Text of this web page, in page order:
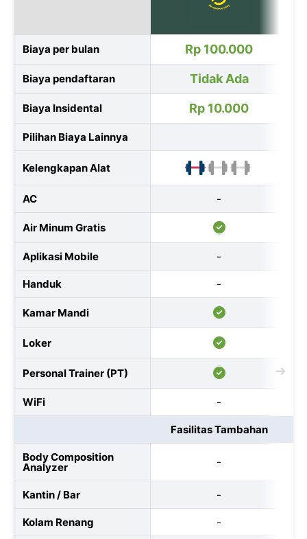
Biaya per bulan Rp 100.000
Biaya pendaftaran Tidak Ada
Biaya Insidental Rp 10.000
Pilihan Biaya Lainnya
Kelengkapan Alat
AC -
Air Minum Gratis
Aplikasi Mobile -
Handuk -
Kamar Mandi
Loker
Personal Trainer (PT)
WiFi -
Fasilitas Tambahan
Body Composition
Analyzer -
Kantin / Bar -
Kolam Renang -